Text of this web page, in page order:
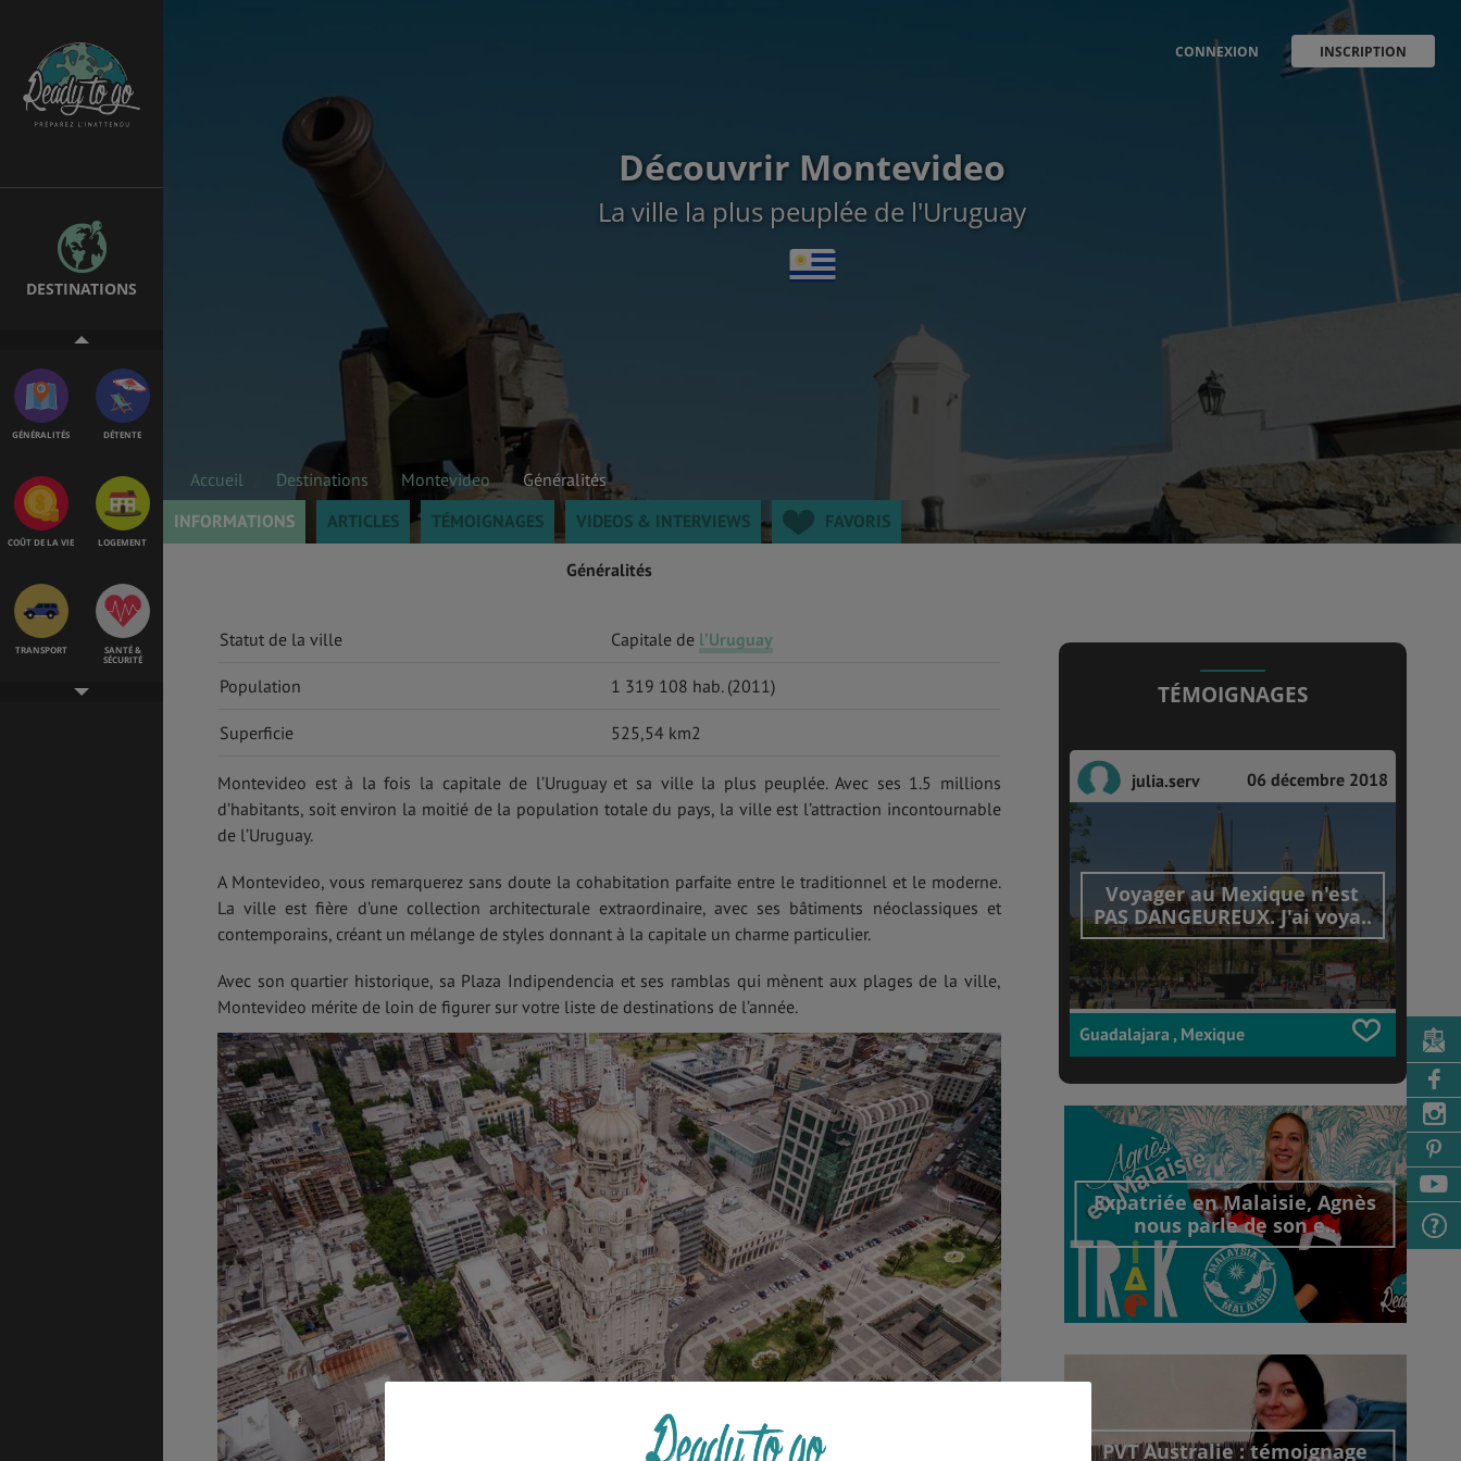
DESTINATIONS
TRANSPORT
SANTÉ &
SÉCURITÉ
GÉNÉRALITÉS DÉTENTE
COÛT DE LA VIE LOGEMENT
TRANSPORT
SANTÉ &
SÉCURITÉ
CONNEXION INSCRIPTION
Découvrir Montevideo
La ville la plus peuplée de l'Uruguay
Accueil Destinations Montevideo
Généralités
INFORMATIONS
ARTICLES TÉMOIGNAGES VIDEOS & INTERVIEWS FAVORIS
Généralités
Statut de la ville Capitale de l’Uruguay
Population 1 319 108 hab. (2011)
Superficie 525,54 km2
Montevideo est à la fois la capitale de l’Uruguay et sa ville la plus peuplée. Avec ses 1.5 millions
d’habitants, soit environ la moitié de la population totale du pays, la ville est l’attraction incontournable
de l’Uruguay.
A Montevideo, vous remarquerez sans doute la cohabitation parfaite entre le traditionnel et le moderne.
La ville est fière d’une collection architecturale extraordinaire, avec ses bâtiments néoclassiques et
contemporains, créant un mélange de styles donnant à la capitale un charme particulier.
Avec son quartier historique, sa Plaza Indipendencia et ses ramblas qui mènent aux plages de la ville,
Montevideo mérite de loin de figurer sur votre liste de destinations de l’année.
TÉMOIGNAGES
julia.serv 06 décembre 2018
Voyager au Mexique n'est
PAS DANGEUREUX. J'ai voya..
Guadalajara , Mexique
Expatriée en Malaisie, Agnès
nous parle de son e..
Découvrir cet interview
PVT Australie : témoignage